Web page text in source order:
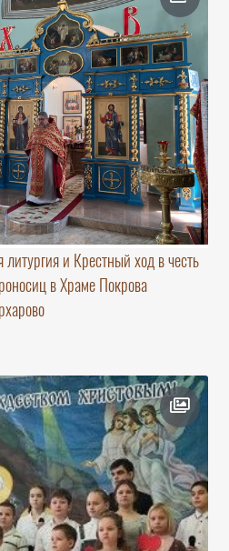
и Крестный ход в честь
в Храме Покрова